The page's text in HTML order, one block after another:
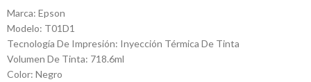
Marca: Epson
Modelo: T01D1
Tecnología De Impresión: Inyección Térmica De Tinta
Volumen De Tinta: 718.6ml
Color: Negro